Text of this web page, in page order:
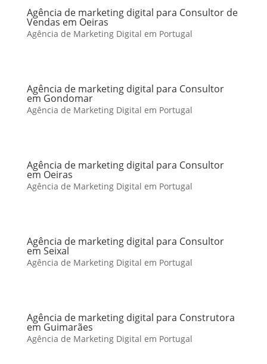
Agência de marketing digital para Consultor de
Vendas em Oeiras
Agência de Marketing Digital em Portugal
Agência de marketing digital para Consultor
em Gondomar
Agência de Marketing Digital em Portugal
Agência de marketing digital para Consultor
em Oeiras
Agência de Marketing Digital em Portugal
Agência de marketing digital para Consultor
em Seixal
Agência de Marketing Digital em Portugal
Agência de marketing digital para Construtora
em Guimarães
Agência de Marketing Digital em Portugal